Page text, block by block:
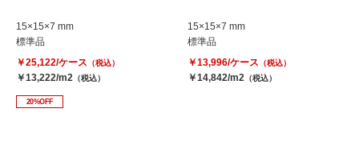
15×15×7 mm
標準品
￥25,122/ケース （税込）
￥13,222/m2 （税込）
20%OFF
15×15×7 mm
標準品
￥13,996/ケース （税込）
￥14,842/m2 （税込）